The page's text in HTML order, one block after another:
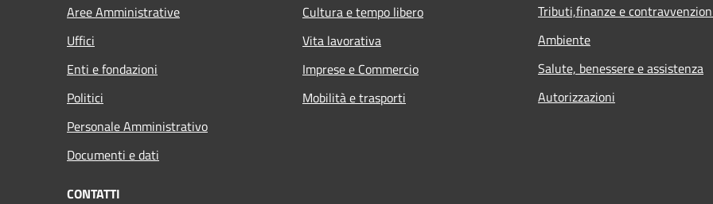
Aree Amministrative
Uffici
Enti e fondazioni
Politici
Personale Amministrativo
Documenti e dati
Cultura e tempo libero
Vita lavorativa
Imprese e Commercio
Mobilità e trasporti
Tributi,finanze e
Ambiente
Salute, benessere e assistenza
Autorizzazioni
CONTATTI